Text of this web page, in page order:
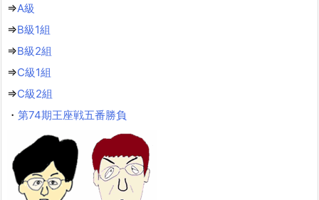
⇒A級
⇒B級1組
⇒B級2組
⇒C級1組
⇒C級2組
・ 第74期王座戦五番勝負